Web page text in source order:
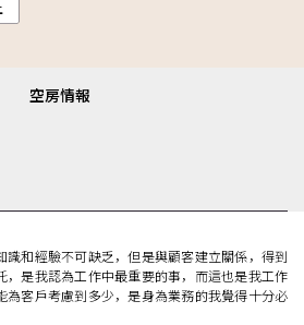
空房情報
識和經驗不可缺乏，但是與顧客建立關係，得到
，是我認為工作中最重要的事，而這也是我工作
為客戶考慮到多少，是身為業務的我覺得十分必